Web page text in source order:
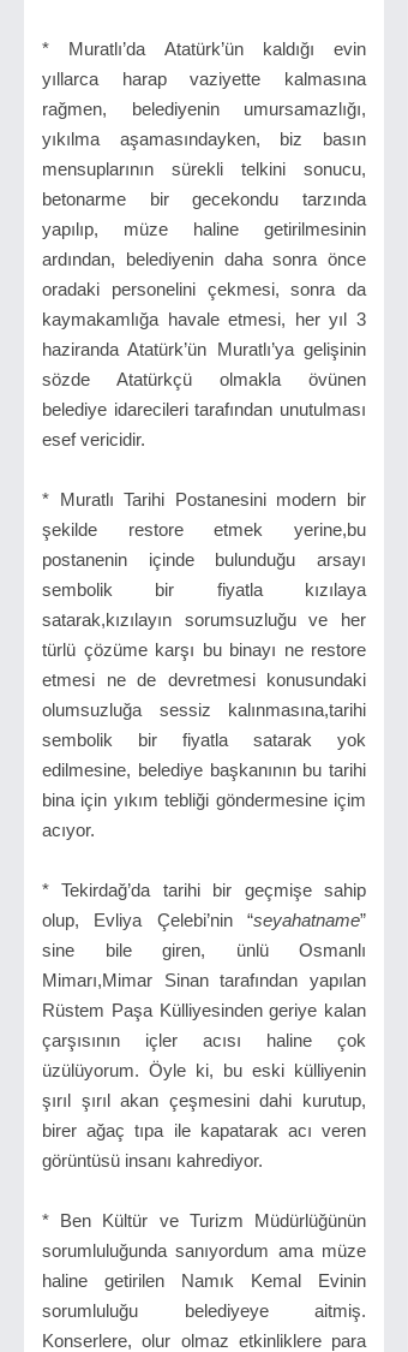
* Muratlı’da Atatürk’ün kaldığı evin
yıllarca harap vaziyette kalmasına
rağmen, belediyenin umursamazlığı,
yıkılma aşamasındayken, biz basın
mensuplarının sürekli telkini sonucu,
betonarme bir gecekondu tarzında
yapılıp, müze haline getirilmesinin
ardından, belediyenin daha sonra önce
oradaki personelini çekmesi, sonra da
kaymakamlığa havale etmesi, her yıl 3
haziranda Atatürk’ün Muratlı’ya gelişinin
sözde Atatürkçü olmakla övünen
belediye idarecileri tarafından unutulması
esef vericidir.
* Muratlı Tarihi Postanesini modern bir
şekilde restore etmek yerine,bu
postanenin içinde bulunduğu arsayı
sembolik bir fiyatla kızılaya
satarak,kızılayın sorumsuzluğu ve her
türlü çözüme karşı bu binayı ne restore
etmesi ne de devretmesi konusundaki
olumsuzluğa sessiz kalınmasına,tarihi
sembolik bir fiyatla satarak yok
edilmesine, belediye başkanının bu tarihi
bina için yıkım tebliği göndermesine içim
acıyor.
* Tekirdağ’da tarihi bir geçmişe sahip
olup, Evliya Çelebi’nin “seyahatname”
sine bile giren, ünlü Osmanlı
Mimarı,Mimar Sinan tarafından yapılan
Rüstem Paşa Külliyesinden geriye kalan
çarşısının içler acısı haline çok
üzülüyorum. Öyle ki, bu eski külliyenin
şırıl şırıl akan çeşmesini dahi kurutup,
birer ağaç tıpa ile kapatarak acı veren
görüntüsü insanı kahrediyor.
* Ben Kültür ve Turizm Müdürlüğünün
sorumluluğunda sanıyordum ama müze
haline getirilen Namık Kemal Evinin
sorumluluğu belediyeye aitmiş.
Konserlere, olur olmaz etkinliklere para